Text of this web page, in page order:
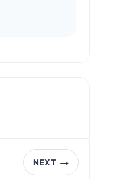
NEXT